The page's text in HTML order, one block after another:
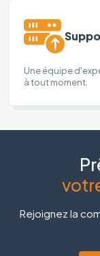
Une équipe
à tout moment.
Rejoignez la